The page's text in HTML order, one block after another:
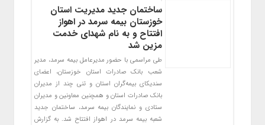
ساختمان جدید مدیریت استان
خوزستان بیمه سرمد در اهواز
افتتاح و به نام شهدای خدمت
مزین شد
طی مراسمی با حضور مدیرعامل بیمه سرمد، مدیر
شعب بانک صادرات استان خوزستان، اعضای
سندیکای بیمه‌گران استان و تنی چند از مدیران
بانک صادرات استان و همچنین معاونین و مدیران
ستادی و نمایندگان بیمه سرمد، ساختمان جدید
شعبه بیمه سرمد در اهواز افتتاح شد. به گزارش